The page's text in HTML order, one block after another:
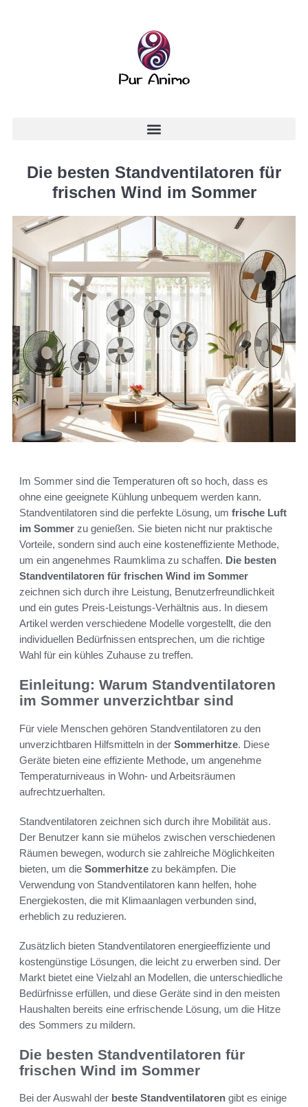
Die besten Standventilatoren für
frischen Wind im Sommer
Im Sommer sind die Temperaturen oft so hoch, dass es
ohne eine geeignete Kühlung unbequem werden kann.
Standventilatoren sind die perfekte Lösung, um frische Luft
im Sommer zu genießen. Sie bieten nicht nur praktische
Vorteile, sondern sind auch eine kosteneffiziente Methode,
um ein angenehmes Raumklima zu schaffen. Die besten
Standventilatoren für frischen Wind im Sommer
zeichnen sich durch ihre Leistung, Benutzerfreundlichkeit
und ein gutes Preis-Leistungs-Verhältnis aus. In diesem
Artikel werden verschiedene Modelle vorgestellt, die den
individuellen Bedürfnissen entsprechen, um die richtige
Wahl für ein kühles Zuhause zu treffen.
Einleitung: Warum Standventilatoren
im Sommer unverzichtbar sind
Für viele Menschen gehören Standventilatoren zu den
unverzichtbaren Hilfsmitteln in der Sommerhitze. Diese
Geräte bieten eine effiziente Methode, um angenehme
Temperaturniveaus in Wohn- und Arbeitsräumen
aufrechtzuerhalten.
Standventilatoren zeichnen sich durch ihre Mobilität aus.
Der Benutzer kann sie mühelos zwischen verschiedenen
Räumen bewegen, wodurch sie zahlreiche Möglichkeiten
bieten, um die Sommerhitze zu bekämpfen. Die
Verwendung von Standventilatoren kann helfen, hohe
Energiekosten, die mit Klimaanlagen verbunden sind,
erheblich zu reduzieren.
Zusätzlich bieten Standventilatoren energieeffiziente und
kostengünstige Lösungen, die leicht zu erwerben sind. Der
Markt bietet eine Vielzahl an Modellen, die unterschiedliche
Bedürfnisse erfüllen, und diese Geräte sind in den meisten
Haushalten bereits eine erfrischende Lösung, um die Hitze
des Sommers zu mildern.
Die besten Standventilatoren für
frischen Wind im Sommer
Bei der Auswahl der beste Standventilatoren gibt es einige